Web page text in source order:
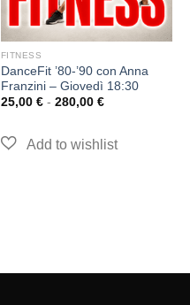
FITNESS
DanceFit ’80-’90 con Anna
Franzini – Giovedì 18:30
25,00 € - 280,00 €